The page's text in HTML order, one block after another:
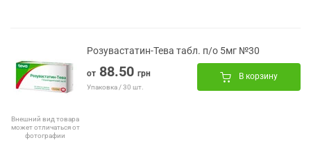
Внешний вид товара
может отличаться от
фотографии
Розувастатин-Тева табл. п/о 5мг №30
от 88.50 грн
Упаковка / 30 шт.
В корзину